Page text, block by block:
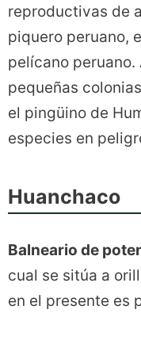
reproductivas de
piquero peruano,
pelícano
pequeñas
el pingüino de
especies en
Huanchaco
Balneario de
cual se sitúa a
en el presente es